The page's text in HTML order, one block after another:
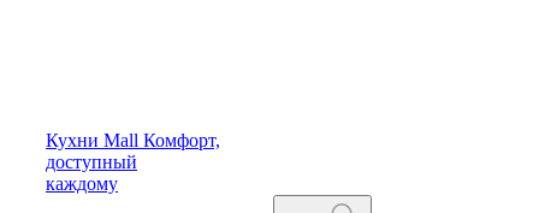
Кухни Mall Комфорт,
доступный
каждому